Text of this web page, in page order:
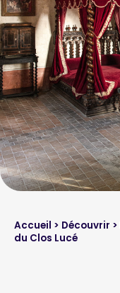
Accueil > Découvrir >
du Clos Lucé